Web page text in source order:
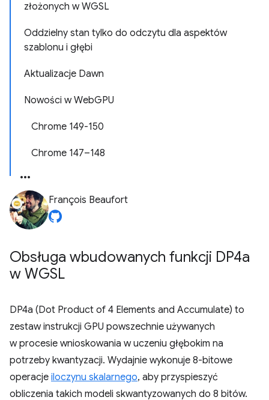
złożonych w WGSL
Oddzielny stan tylko do odczytu dla aspektów
szablonu i głębi
Aktualizacje Dawn
Nowości w WebGPU
Chrome 149-150
Chrome 147–148
François Beaufort
Obsługa wbudowanych funkcji DP4a
w WGSL
DP4a (Dot Product of 4 Elements and Accumulate) to
zestaw instrukcji GPU powszechnie używanych
w procesie wnioskowania w uczeniu głębokim na
potrzeby kwantyzacji. Wydajnie wykonuje 8-bitowe
operacje iloczynu skalarnego, aby przyspieszyć
obliczenia takich modeli skwantyzowanych do 8 bitów.